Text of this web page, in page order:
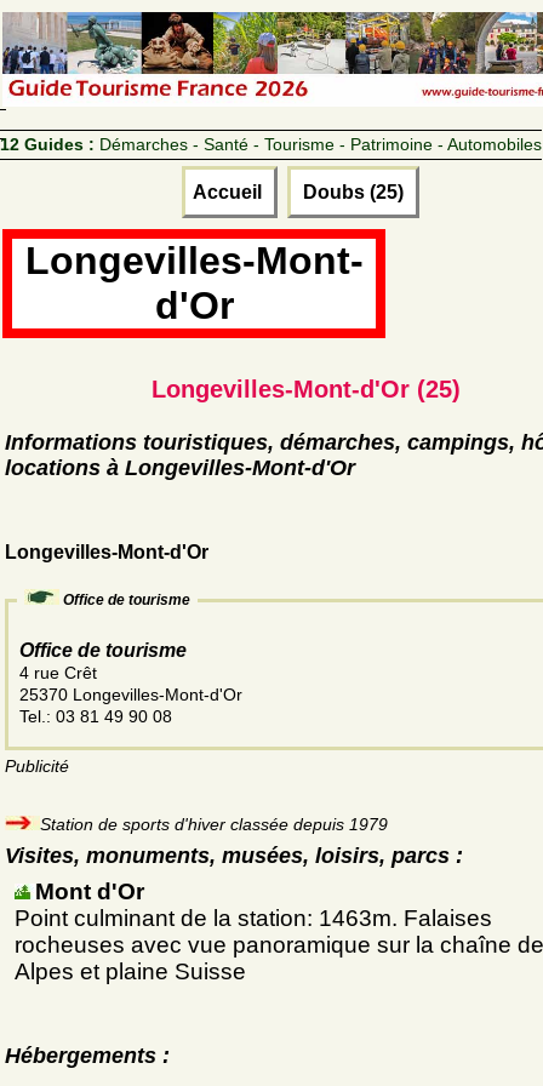
12 Guides : Démarches - Santé - Tourisme - Patrimoine - Automobiles
Accueil Doubs (25)
Longevilles-Mont-
d'Or
Longevilles-Mont-d'Or (25)
Informations touristiques, démarches, campings,
locations à Longevilles-Mont-d'Or
Longevilles-Mont-d'Or
Office de tourisme
Office de tourisme
4 rue Crêt
25370 Longevilles-Mont-d'Or
Tel.: 03 81 49 90 08
Publicité
Station de sports d'hiver classée depuis 1979
Visites, monuments, musées, loisirs, parcs :
Mont d'Or
Point culminant de la station: 1463m. Falaises
rocheuses avec vue panoramique sur la chaîne
Alpes et plaine Suisse
Hébergements :